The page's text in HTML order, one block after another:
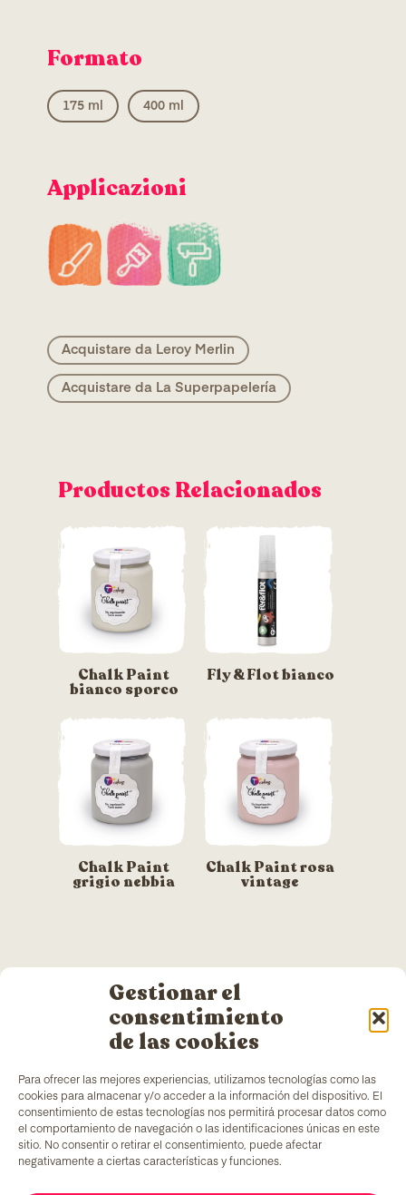
Gestionar el
consentimiento
de las cookies
Para ofrecer las mejores experiencias, utilizamos tecnologías como las
cookies para almacenar y/o acceder a la información del dispositivo. El
consentimiento de estas tecnologías nos permitirá procesar datos como
el comportamiento de navegación o las identificaciones únicas en este
sitio. No consentir o retirar el consentimiento, puede afectar
negativamente a ciertas características y funciones.
Formato
175 ml 400 ml
Applicazioni
Acquistare da Leroy Merlin
Acquistare da La Superpapelería
Productos Relacionados
Chalk Paint
bianco sporco
Fly & Flot bianco
Chalk Paint
grigio nebbia
Chalk Paint rosa
vintage
TColors dispone di uno stabilimento di produzione
di vernici a Barcellona e di un laboratorio interno
per la creazione di vernici e adesivi. Vernici a base
d’acqua, prodotte secondo la normativaEN-71, che
includono un elemento aggiunto unico sul mercato:
generare occupazione per persone in situazioni di